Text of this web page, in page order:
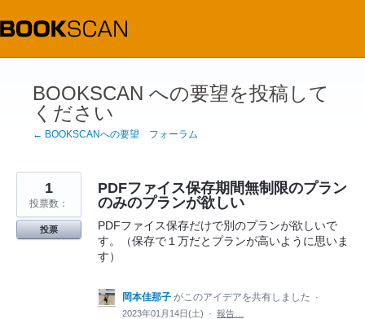
コ
ン
テ
BOOKSCAN への要望を投稿して
ください
← BOOKSCANへの要望 フォーラム
PDFファイス保存期間無制限のプラン
のみのプランが欲しい
PDFファイス保存だけで別のプランが欲しいで
す。（保存で１万だとプランが高いように思いま
す）
1
投票数：
投票
岡本佳那子 がこのアイデアを共有しました
·
2023年01月14日(土)
· 報告…